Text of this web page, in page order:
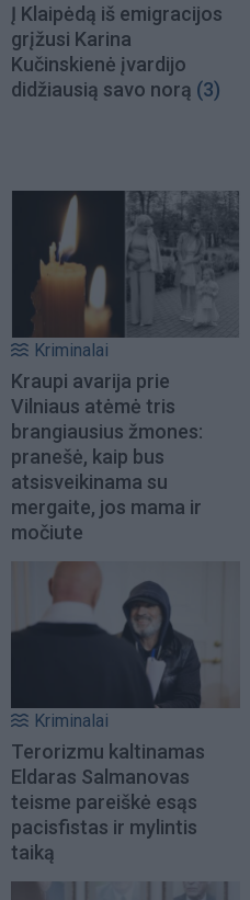
Į Klaipėdą iš emigracijos
grįžusi Karina
Kučinskienė įvardijo
didžiausią savo norą (3)
Kriminalai
Kraupi avarija prie
Vilniaus atėmė tris
brangiausius žmones:
pranešė, kaip bus
atsisveikinama su
mergaite, jos mama ir
močiute
Kriminalai
Terorizmu kaltinamas
Eldaras Salmanovas
teisme pareiškė esąs
pacisfistas ir mylintis
taiką